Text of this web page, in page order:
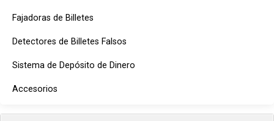
Fajadoras de Billetes
Detectores de Billetes Falsos
Sistema de Depósito de Dinero
Accesorios